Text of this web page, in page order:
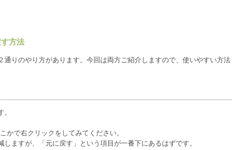
方法
りのやり方があります。今回は両方ご紹介しますので、使いやすい方法
かで右クリックをしてみてください。
ますが、「元に戻す」という項目が一番下にあるはずです。